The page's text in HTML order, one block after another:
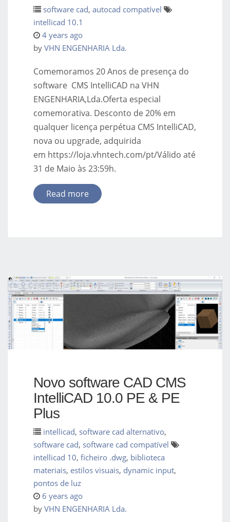
software cad, autocad compatível
intellicad 10.1
4 years ago
by VHN ENGENHARIA Lda.
Comemoramos 20 Anos de presença do
software CMS IntelliCAD na VHN
ENGENHARIA,Lda.Oferta especial
comemorativa. Desconto de 20% em
qualquer licença perpétua CMS IntelliCAD,
nova ou upgrade, adquirida
em https://loja.vhntech.com/pt/Válido até
31 de Maio às 23:59h.
Read more
Novo software CAD CMS
IntelliCAD 10.0 PE & PE
Plus
intellicad, software cad alternativo,
software cad, software cad compatível
intellicad 10, ficheiro .dwg, biblioteca
materiais, estilos visuais, dynamic input,
pontos de luz
6 years ago
by VHN ENGENHARIA Lda.